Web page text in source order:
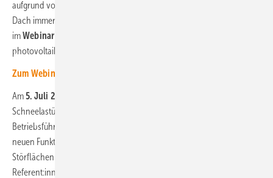
aufgrund von Schneelasten vermeiden und die Situation auf dem
Dach immer im Blick behalten, erklären Ihnen unsere Referent:innen
imWebinar
photovoltaik.
Zum Webinar anmelden!
Am5. Juli 2023 von 16 bis 17 Uhr
Schneelastüberwachung funktioniert und welche Vorteile Planer und
Betriebsführer damit haben. Außerdem erfahren Sie alles über die
neuen Funktionen des Planungstools von K2 Systems, wie Sie etwa
Störflächen auf dem Dach schneller einzeichnen können. Die
Referent:innen zeigen auch, wie sich die verschiedenen Arten der